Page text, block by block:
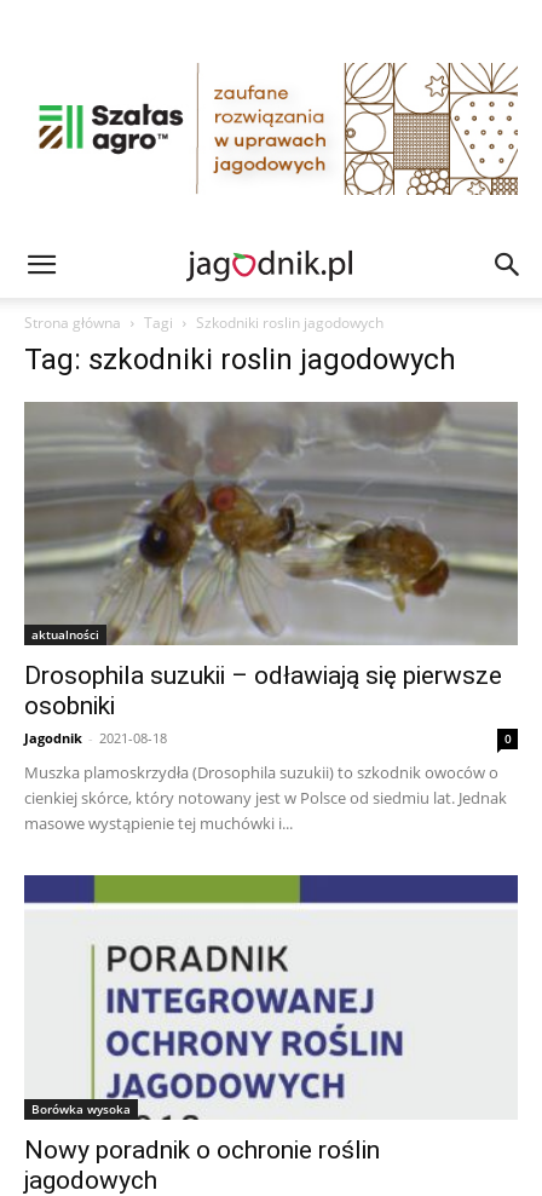
Strona główna Tagi Szkodniki roslin jagodowych
Tag: szkodniki roslin jagodowych
aktualności
Drosophila suzukii – odławiają się pierwsze
osobniki
Jagodnik - 2021-08-18 0
Muszka plamoskrzydła (Drosophila suzukii) to szkodnik owoców o
cienkiej skórce, który notowany jest w Polsce od siedmiu lat. Jednak
masowe wystąpienie tej muchówki i...
Borówka wysoka
Nowy poradnik o ochronie roślin
jagodowych